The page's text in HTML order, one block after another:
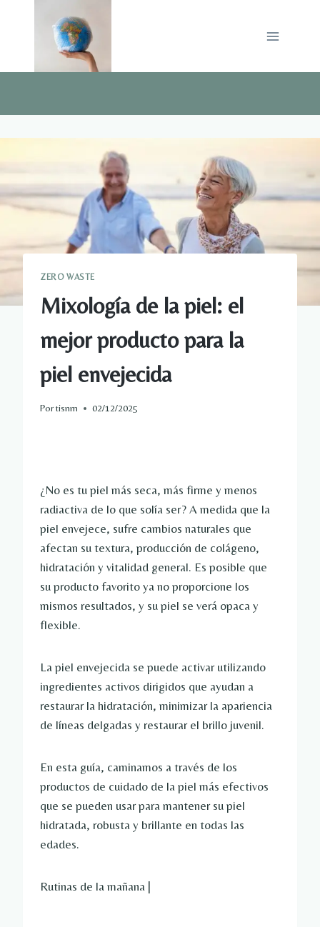
ZERO WASTE
Mixología de la piel: el
mejor producto para la
piel envejecida
Portisnm 02/12/2025
¿No es tu piel más seca, más firme y menos
radiactiva de lo que solía ser? A medida que la
piel envejece, sufre cambios naturales que
afectan su textura, producción de colágeno,
hidratación y vitalidad general. Es posible que
su producto favorito ya no proporcione los
mismos resultados, y su piel se verá opaca y
flexible.
La piel envejecida se puede activar utilizando
ingredientes activos dirigidos que ayudan a
restaurar la hidratación, minimizar la apariencia
de líneas delgadas y restaurar el brillo juvenil.
En esta guía, caminamos a través de los
productos de cuidado de la piel más efectivos
que se pueden usar para mantener su piel
hidratada, robusta y brillante en todas las
edades.
Rutinas de la mañana |